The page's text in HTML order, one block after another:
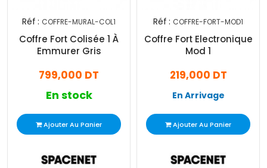
Réf : COFFRE-MURAL-COL1
Coffre Fort Colisée 1 À
Emmurer Gris
799,000 DT
En stock
Ajouter Au Panier
Réf : COFFRE-FORT-MOD1
Coffre Fort Electronique
Mod 1
219,000 DT
En Arrivage
Ajouter Au Panier